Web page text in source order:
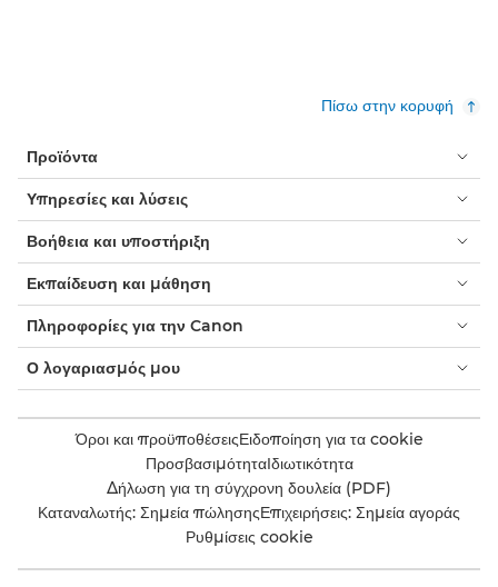
Πίσω στην κορυφή
Προϊόντα
Υπηρεσίες και λύσεις
Βοήθεια και υποστήριξη
Εκπαίδευση και μάθηση
Πληροφορίες για την Canon
Ο λογαριασμός μου
Όροι και προϋποθέσειςΕιδοποίηση για τα cookie
ΠροσβασιμότηταΙδιωτικότητα
Δήλωση για τη σύγχρονη δουλεία (PDF)
Καταναλωτής: Σημεία πώλησηςΕπιχειρήσεις: Σημεία αγοράς
Ρυθμίσεις cookie